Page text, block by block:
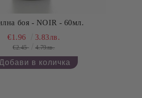
боя - NOIR - 60мл.
€1.96 3.83лв.
€2.45 4.79лв.